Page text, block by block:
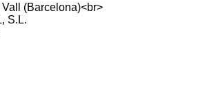
(Barcelona)<br>
S.L.